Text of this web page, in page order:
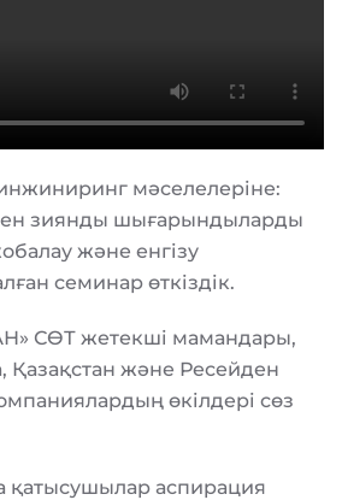
мәселелеріне:
зиянды шығарындыларды
және енгізу
семинар өткіздік.
СӨТ жетекші мамандары,
Қазақстан және Ресейден
өкілдері сөз
қатысушылар аспирация